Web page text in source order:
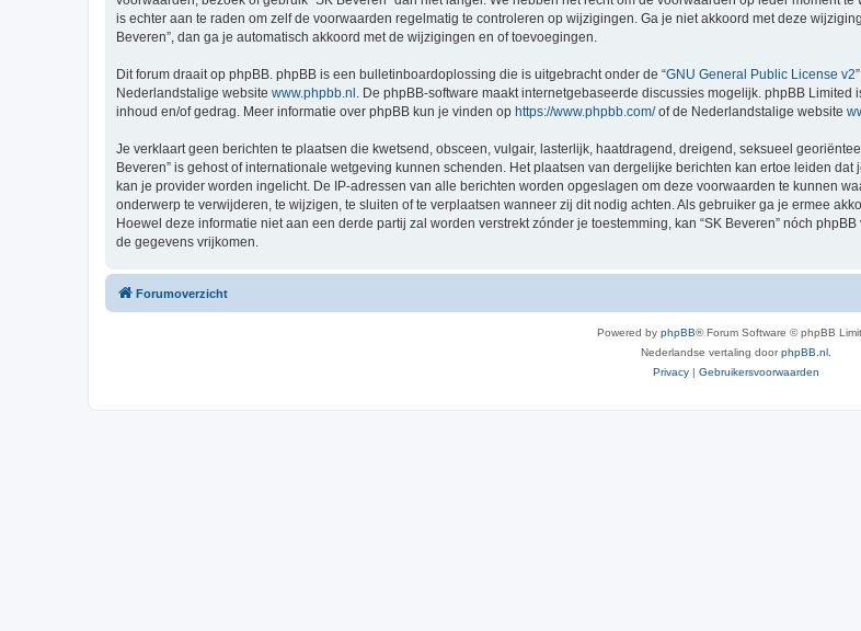
is echter aan te raden om zelf de voorwaarden regelmatig te controleren op wijzigingen. Ga je niet akkoord met deze
Beveren”, dan ga je automatisch akkoord met de wijzigingen en of toevoegingen.
Dit forum draait op phpBB. phpBB is een bulletinboardoplossing die is uitgebracht onder de “GNU General Public License v2
Nederlandstalige website www.phpbb.nl . De phpBB-software maakt internetgebaseerde discussies mogelijk. phpBB
inhoud en/of gedrag. Meer informatie over phpBB kun je vinden op https://www.phpbb.com/of de Nederlandstalige website
Je verklaart geen berichten te plaatsen die kwetsend, obsceen, vulgair, lasterlijk, haatdragend, dreigend, seksueel
Beveren” is gehost of internationale wetgeving kunnen schenden. Het plaatsen van dergelijke berichten kan ertoe leiden
kan je provider worden ingelicht. De IP-adressen van alle berichten worden opgeslagen om deze voorwaarden te kunnen
onderwerp te verwijderen, te wijzigen, te sluiten of te verplaatsen wanneer zij dit nodig achten. Als gebruiker ga je ermee
Hoewel deze informatie niet aan een derde partij zal worden verstrekt zónder je toestemming, kan “SK Beveren” nóch
de gegevens vrijkomen.
Forumoverzicht
Powered by phpBB® Forum Software © phpBB
Nederlandse vertaling doorphpBB.nl
Privacy | Gebruikersvoorwaarden